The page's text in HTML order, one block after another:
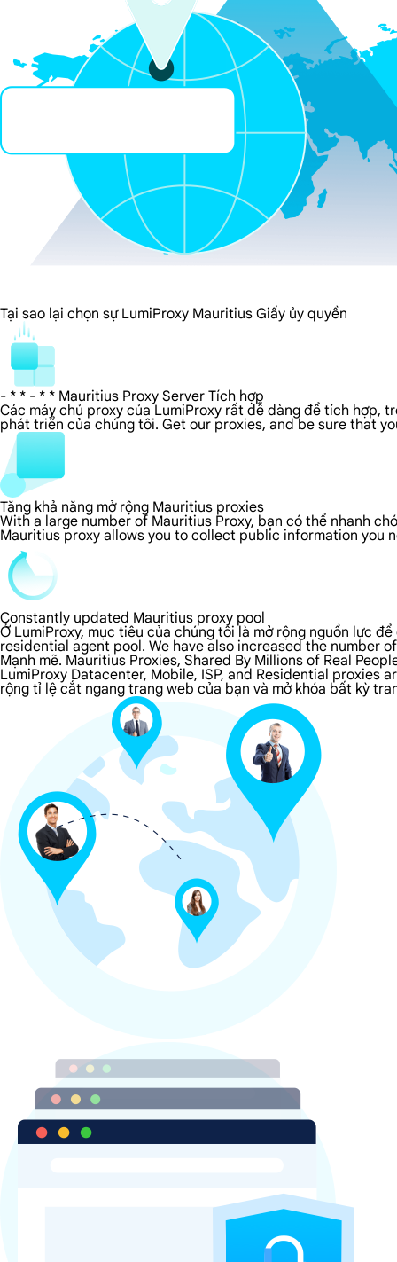
Tại sao lại chọn sự LumiProxy Mauritius Giấy ủy quyền
- * * - * * Mauritius Proxy Server Tích hợp
Các máy chủ proxy của LumiProxy rất dễ dàng để tích hợp,
phát triển của chúng tôi. Get our proxies, and be sure that
Tăng khả năng mở rộng Mauritius proxies
With a large number of Mauritius Proxy, bạn có thể nhanh
Mauritius proxy allows you to collect public information you
Constantly updated Mauritius proxy pool
Ở LumiProxy, mục tiêu của chúng tôi là mở rộng nguồn lực
residential agent pool. We have also increased the number
Mạnh mẽ. Mauritius Proxies, Shared By Millions of Real
LumiProxy Datacenter, Mobile, ISP, and Residential proxies
rộng tỉ lệ cắt ngang trang web của bạn và mở khóa bất kỳ